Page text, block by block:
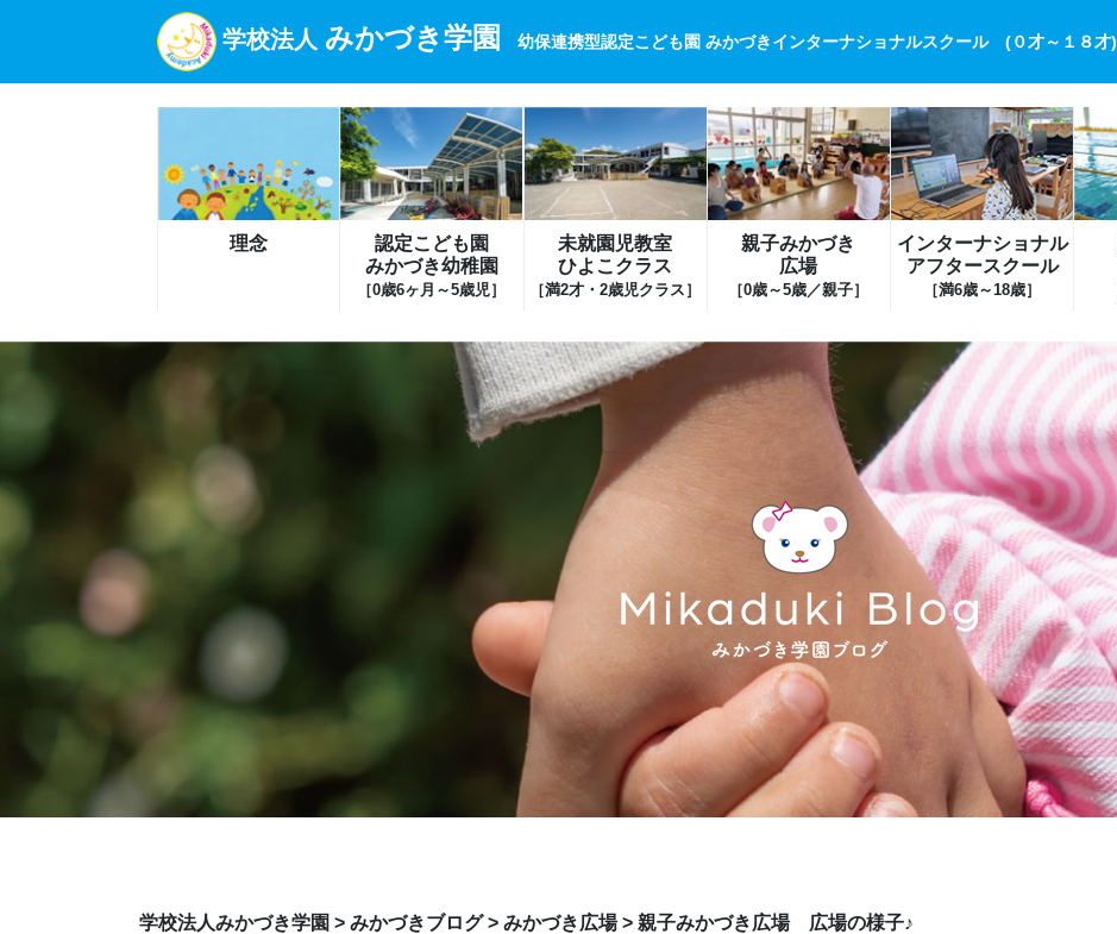
学校法人 みかづき学園
幼保連携型認定こども園 みかづきインターナショナルスクール (０才～１８才)
理念
認定こども園
みかづき幼稚園
［0歳6ヶ月～5歳児］
未就園児教室
ひよこクラス
［満2才・2歳児クラス］
親子みかづき
広場
［0歳～5歳／親子］
インターナショナル
アフタースクール
［満6歳～18歳］
学校法人みかづき学園 > みかづきブログ> みかづき広場> 親子みかづき広場 広場の様子♪